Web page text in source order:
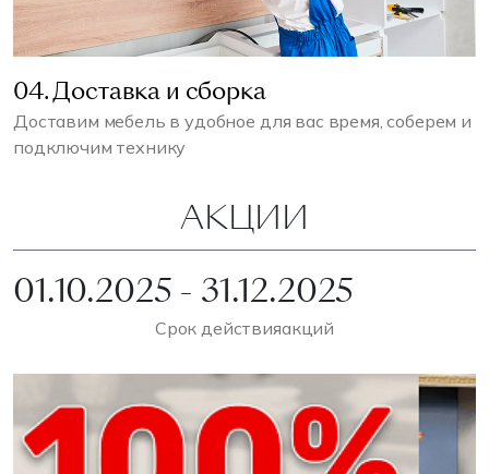
04. Доставка и сборка
Доставим мебель в удобное для вас время, соберем и
подключим технику
АКЦИИ
01.10.2025 - 31.12.2025
Срок действияакций